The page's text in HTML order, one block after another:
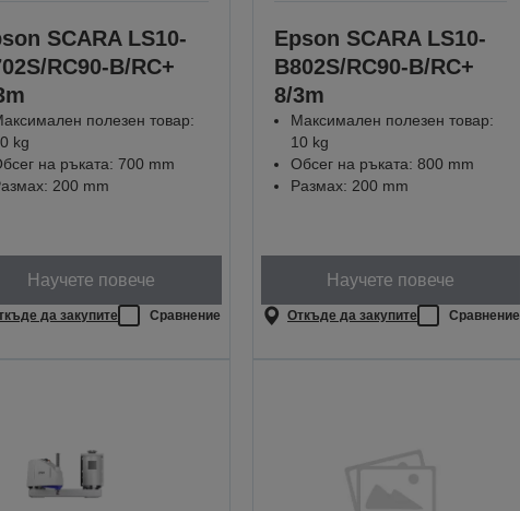
SCARA LS10-
RC90-B/RC+
полезен товар:
kg
на ръката: 700 mm
200 mm
Научете повече
да закупите Сравнение
Epson SCARA LS10-
B802S/RC90-B/RC+
8/3m
Максимален полезен товар:
10 kg
Обсег на ръката: 800 mm
Размах: 200 mm
Научете повече
Откъде да закупите Сравнение